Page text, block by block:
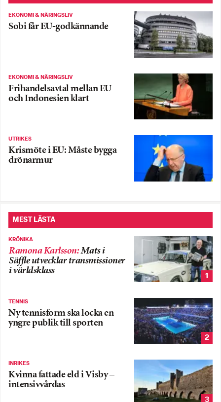
EKONOMI & NÄRINGSLIV
Sobi får EU-godkännande
EKONOMI & NÄRINGSLIV
Frihandelsavtal mellan EU
och Indonesien klart
UTRIKES
Krismöte i EU: Måste bygga
drönarmur
MEST LÄSTA
KRÖNIKA
Ramona Karlsson:Mats i
Säffle utvecklar transmissioner
i världsklass
1
TENNIS
Ny tennisform ska locka en
yngre publik till sporten
2
INRIKES
Kvinna fattade eld i Visby –
intensivvårdas
3